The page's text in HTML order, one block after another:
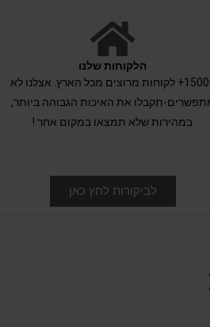
הלקוחות שלנו
15000+ לקוחות מרוצים מכל הארץ. אצלנו לא
תקבלו את האיכות הגבוהה ביותר,
במהירות שלא תמצאו במקום אחר !
לביקורות לחץ כאן